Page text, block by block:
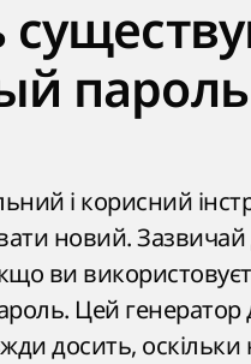
пароль
і корисний
новий.
ви
Цей генератор
досить, оскільки